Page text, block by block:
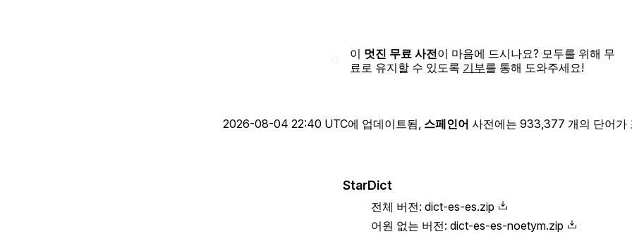
이 멋진 무료 사전이 마음에 드시나요? 모두를 위해 무
료로 유지할 수 있도록 기부를 통해 도와주세요!
2026-08-04 22:40 UTC에 업데이트됨, 스페인어 사전에는 933,377 개의 단어가
StarDict
전체 버전: dict-es-es.zip
어원 없는 버전: dict-es-es-noetym.zip